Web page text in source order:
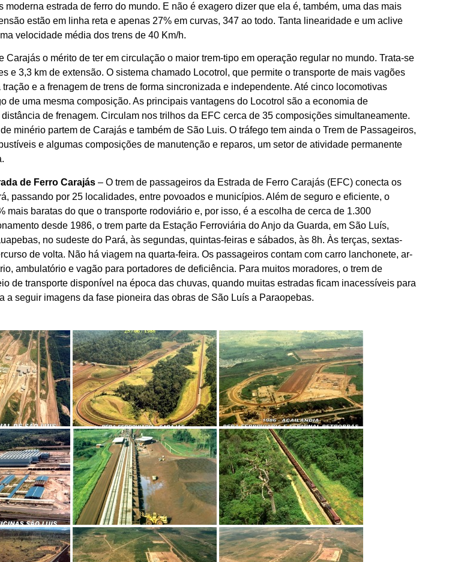
moderna estrada de ferro do mundo. E não é exagero dizer que ela é, também, uma das mais
estão em linha reta e apenas 27% em curvas, 347 ao todo. Tanta linearidade e um aclive
velocidade média dos trens de 40 Km/h.
Carajás o mérito de ter em circulação o maior trem-tipo em operação regular no mundo. Trata-se
e 3,3 km de extensão. O sistema chamado Locotrol, que permite o transporte de mais vagões
e a frenagem de trens de forma sincronizada e independente. Até cinco locomotivas
de uma mesma composição. As principais vantagens do Locotrol são a economia de
de frenagem. Circulam nos trilhos da EFC cerca de 35 composições simultaneamente.
minério partem de Carajás e também de São Luis. O tráfego tem ainda o Trem de Passageiros,
e algumas composições de manutenção e reparos, um setor de atividade permanente
de Ferro Carajás – O trem de passageiros da Estrada de Ferro Carajás (EFC) conecta os
passando por 25 localidades, entre povoados e municípios. Além de seguro e eficiente, o
mais baratas do que o transporte rodoviário e, por isso, é a escolha de cerca de 1.300
desde 1986, o trem parte da Estação Ferroviária do Anjo da Guarda, em São Luís,
no sudeste do Pará, às segundas, quintas-feiras e sábados, às 8h. Às terças, sextas-
de volta. Não há viagem na quarta-feira. Os passageiros contam com carro lanchonete, ar-
ambulatório e vagão para portadores de deficiência. Para muitos moradores, o trem de
de transporte disponível na época das chuvas, quando muitas estradas ficam inacessíveis para
a seguir imagens da fase pioneira das obras de São Luís a Paraopebas.